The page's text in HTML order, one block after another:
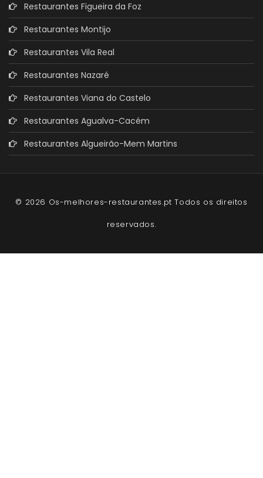
Restaurantes Figueira da Foz
Restaurantes Montijo
Restaurantes Vila Real
Restaurantes Nazaré
Restaurantes Viana do Castelo
Restaurantes Agualva-Cacém
Restaurantes Algueirão-Mem Martins
© 2026 Os-melhores-restaurantes.pt Todos os direitos
reservados.